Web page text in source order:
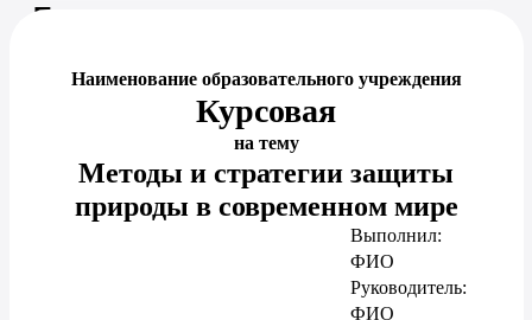
Предпросмотр документа
Наименование образовательного учреждения
Курсовая
на тему
Методы и стратегии защиты
природы в современном мире
Выполнил:
ФИО
Руководитель:
ФИО